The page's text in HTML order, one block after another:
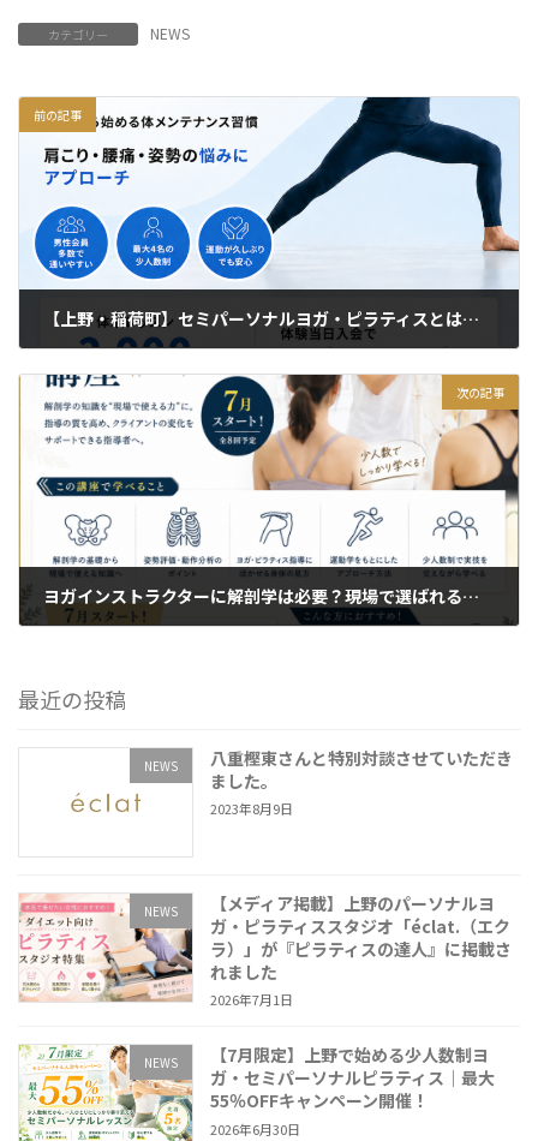
カテゴリー NEWS
前の記事
【上野・稲荷町】セミパーソナルヨガ・ピラティスとは？柔軟性アップ・姿勢改善に効果的
次の記事
ヨガインストラクターに解剖学は必要？現場で選ばれる指導者が学んでいる理由【東京上野・台東区】
最近の投稿
NEWS
八重樫東さんと特別対談させていただき
ました。
2023年8月9日
NEWS
【メディア掲載】上野のパーソナルヨ
ガ・ピラティススタジオ「éclat.（エク
ラ）」が『ピラティスの達人』に掲載さ
れました
2026年7月1日
NEWS
【7月限定】上野で始める少人数制ヨ
ガ・セミパーソナルピラティス｜最大
55％OFFキャンペーン開催！
2026年6月30日